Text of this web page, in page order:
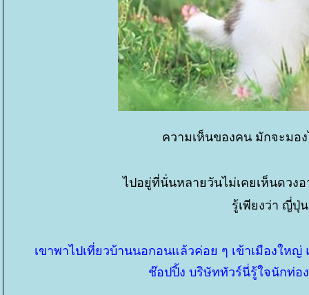
ความเห็นของคน มักจะมอง
ไปอยู่ที่นั่นหลายวันไม่เคยเห็นดวง
รู้เพียงว่า ญี่ปุ่
เขาพาไปเที่ยวบ้านนอกอนแล้วค่อย ๆ เข้าเมืองให
ช๊อปปิ้ง บริษัททัวร์นี่รู้ใจนักท่อ